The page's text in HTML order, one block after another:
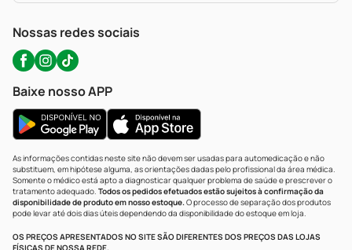
WhatsApp (47) 9202-1687
Nossas redes sociais
Baixe nosso APP
As informações contidas neste site não devem ser usadas para automedicação e não
substituem, em hipótese alguma, as orientações dadas pelo profissional da área médica.
Somente o médico está apto a diagnosticar qualquer problema de saúde e prescrever o
tratamento adequado. Todos os pedidos efetuados estão sujeitos à confirmação da
disponibilidade de produto em nosso estoque.O processo de separação dos produtos
pode levar até dois dias úteis dependendo da disponibilidade do estoque em loja.
OS PREÇOS APRESENTADOS NO SITE SÃO DIFERENTES DOS PREÇOS DAS LOJAS
FÍSICAS DE NOSSA REDE.